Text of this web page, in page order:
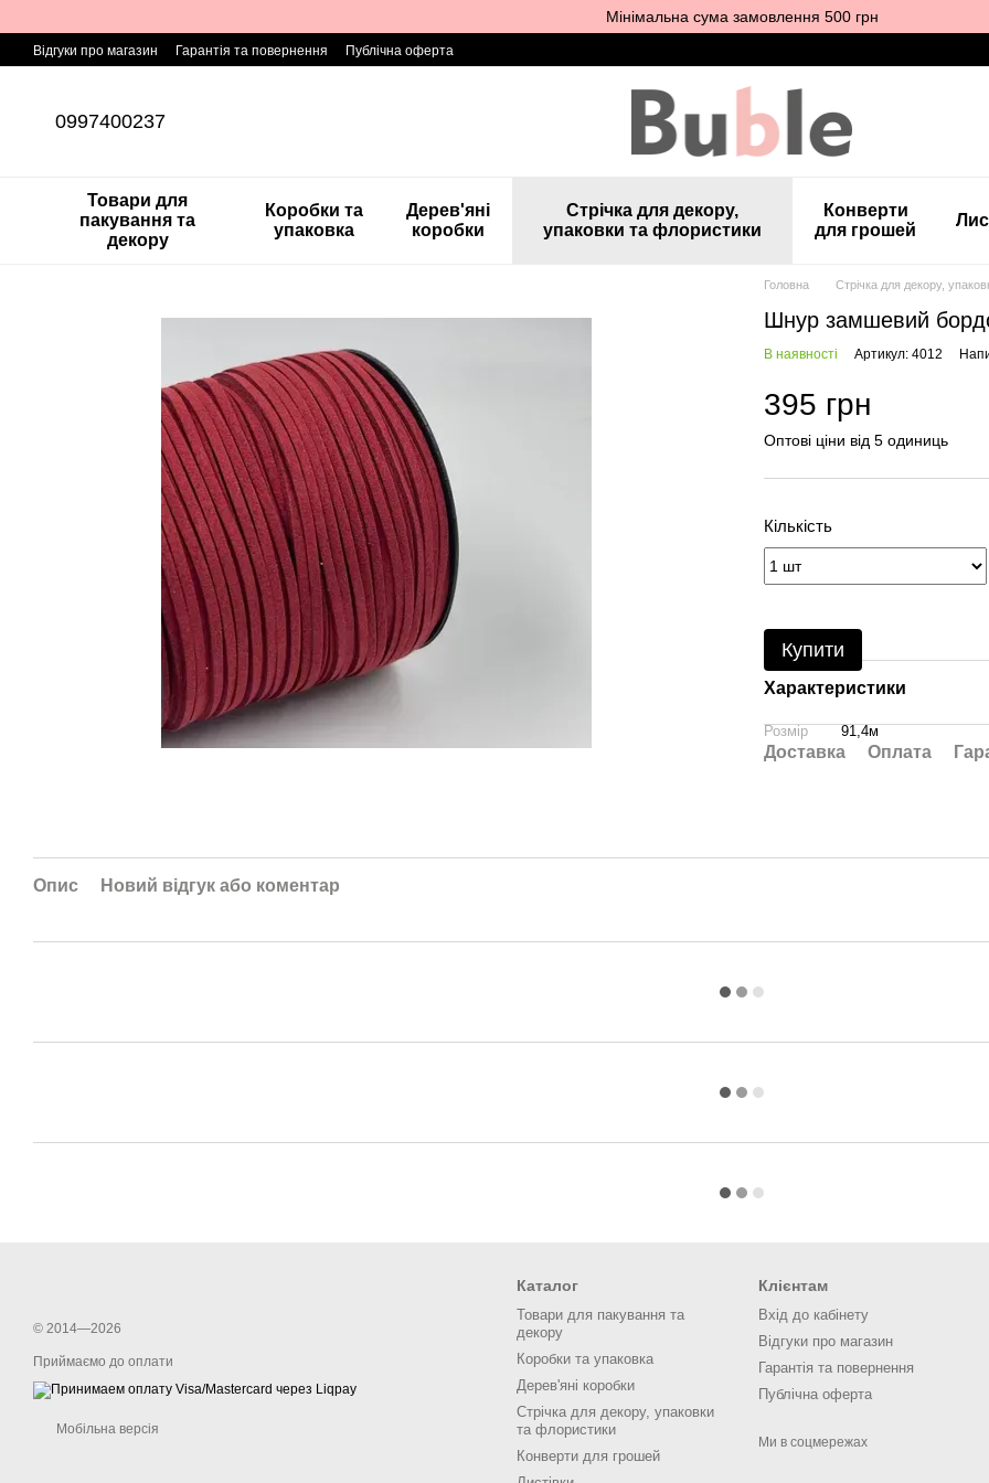
Мінімальна сума замовлення 500 грн
Відгуки про магазин Гарантія та повернення Публічна оферта
0997400237
Товари для
пакування та
декору
Коробки та
упаковка
Дерев'яні
коробки
Стрічка для декору,
упаковки та флористики
Конверти
для грошей
Головна Стрічка для декору,
Шнур замшевий
В наявності Артикул: 4012
395 грн
Оптові ціни від 5 одиниць
Кількість
Купити
Характеристики
Розмір 91,4м
Доставка Оплата
Опис Новий відгук або коментар
© 2014—2026
Приймаємо до оплати
Мобільна версія
Каталог
Товари для пакування та
декору
Коробки та упаковка
Дерев'яні коробки
Стрічка для декору, упаковки
та флористики
Конверти для грошей
Клієнтам
Вхід до кабінету
Відгуки про магазин
Гарантія та повернення
Публічна оферта
Ми в соцмережах